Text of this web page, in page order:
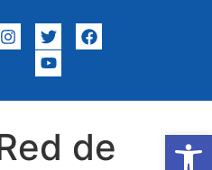
Abrir
de